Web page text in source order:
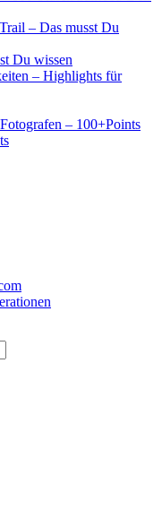
– Das musst Du
Du wissen
– Highlights für
– 100+Points